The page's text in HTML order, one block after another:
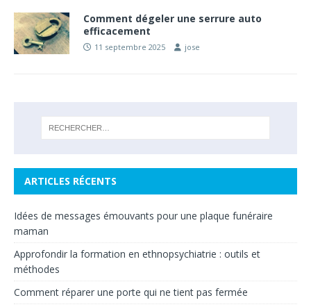
Comment dégeler une serrure auto
efficacement
11 septembre 2025 jose
ARTICLES RÉCENTS
Idées de messages émouvants pour une plaque funéraire
maman
Approfondir la formation en ethnopsychiatrie : outils et
méthodes
Comment réparer une porte qui ne tient pas fermée